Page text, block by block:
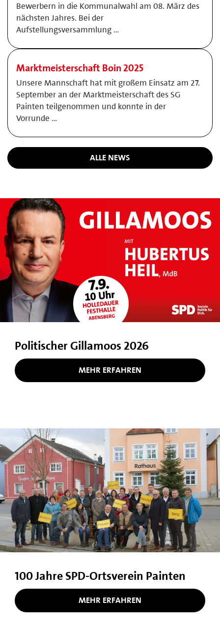
Bewerbern in die Kommunalwahl am 08. März des
nächsten Jahres. Bei der
Aufstellungsversammlung …
Marktmeisterschaft Boin 2025
Unsere Mannschaft hat mit großem Einsatz am 27.
September an der Marktmeisterschaft des SG
Painten teilgenommen und konnte in der
Vorrunde …
ALLE NEWS
Politischer Gillamoos 2026
MEHR ERFAHREN
100 Jahre SPD-Ortsverein Painten
MEHR ERFAHREN